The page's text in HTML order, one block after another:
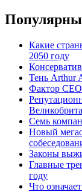
Какие
2050 году
Тень Arthur
Фактор СЕО
Семь
Новый
Законы
Главные
году
Что